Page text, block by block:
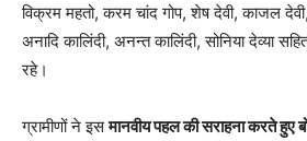
विक्रम महतो, करम चांद गोप, शेष देवी, काजल देवी,
अनादि कालिंदी, अनन्त कालिंदी, सोनिया देव्या
रहे।
ग्रामीणों ने इसमानवीय पहल की सराहना करते हुए